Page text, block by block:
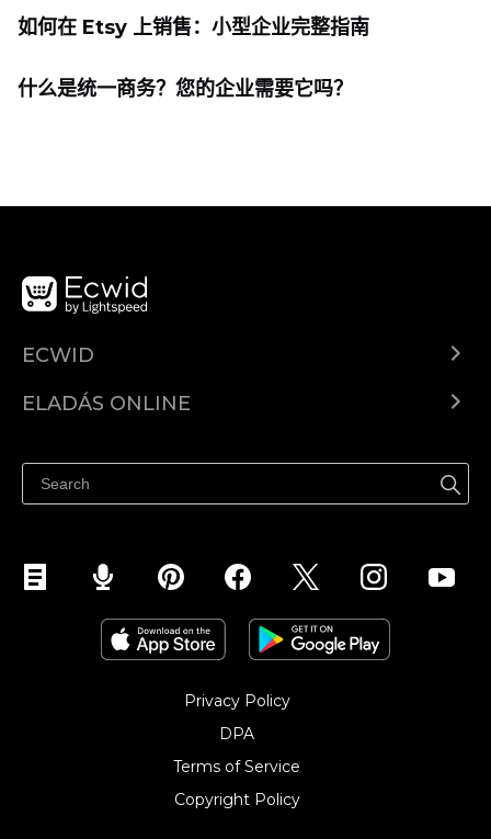
如何在 Etsy 上销售：小型企业完整指南
什么是统一商务？您的企业需要它吗？
ECWID
Árkalkuláció
ELADÁS ONLINE
Eladás a Facebookon
Eladás Instagramon
Privacy Policy
DPA
Terms of Service
Copyright Policy‎